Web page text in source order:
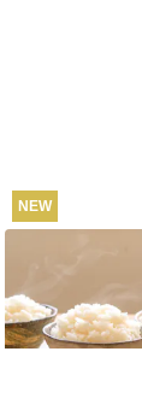
NEW
ット（白米・3